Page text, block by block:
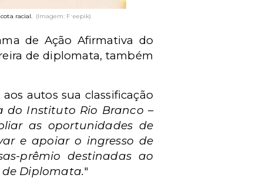
racial. (Imagem: Freepik)
de Ação Afirmativa do
de diplomata, também
autos sua classificação
do Instituto Rio Branco –
as oportunidades de
e apoiar o ingresso de
prêmio destinadas ao
Diplomata."